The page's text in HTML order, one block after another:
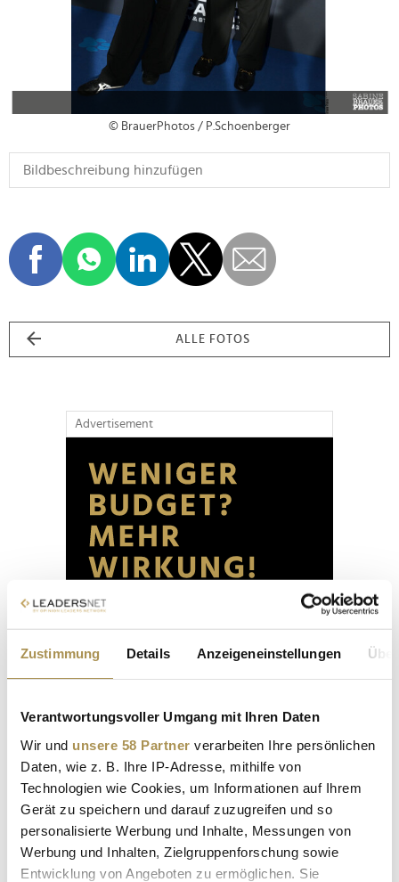
Zustimmung Details Anzeigeneinstellungen
Verantwortungsvoller Umgang mit Ihren Daten
Wir und unsere 58 Partner verarbeiten Ihre persönlichen
Daten, wie z. B. Ihre IP-Adresse, mithilfe von
Technologien wie Cookies, um Informationen auf Ihrem
Gerät zu speichern und darauf zuzugreifen und so
personalisierte Werbung und Inhalte, Messungen von
Werbung und Inhalten, Zielgruppenforschung sowie
Entwicklung von Angeboten zu ermöglichen. Sie
© BrauerPhotos / P.Schoenberger
ALLE FOTOS
Advertisement